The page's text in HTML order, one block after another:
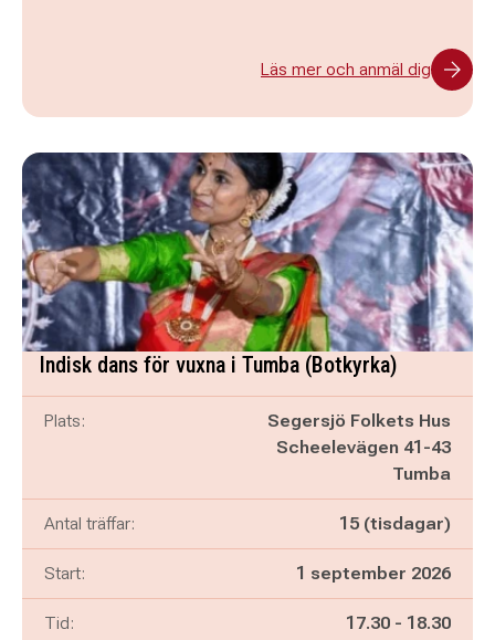
Läs mer och anmäl dig
Indisk dans för vuxna i Tumba (Botkyrka)
Plats:
Segersjö Folkets Hus
Scheelevägen 41-43
Tumba
Antal träffar: 15 (tisdagar)
Start: 1 september 2026
Tid: Pågår mellan
17.30 - och
18.30